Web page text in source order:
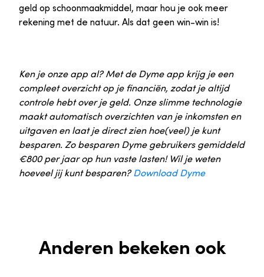
geld op schoonmaakmiddel, maar hou je ook meer
rekening met de natuur. Als dat geen win-win is!
Ken je onze app al? Met de Dyme app krijg je een
compleet overzicht op je financiën, zodat je altijd
controle hebt over je geld. Onze slimme technologie
maakt automatisch overzichten van je inkomsten en
uitgaven en laat je direct zien hoe(veel) je kunt
besparen. Zo besparen Dyme gebruikers gemiddeld
€800 per jaar op hun vaste lasten! Wil je weten
hoeveel jij kunt besparen?Download Dyme
Anderen bekeken ook